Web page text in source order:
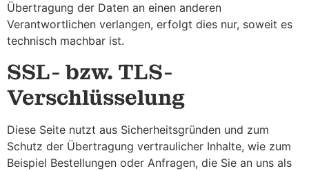
Übertragung der Daten an einen anderen
Verantwortlichen verlangen, erfolgt dies nur, soweit es
technisch machbar ist.
SSL- bzw. TLS-
Verschlüsselung
Diese Seite nutzt aus Sicherheitsgründen und zum
Schutz der Übertragung vertraulicher Inhalte, wie zum
Beispiel Bestellungen oder Anfragen, die Sie an uns als